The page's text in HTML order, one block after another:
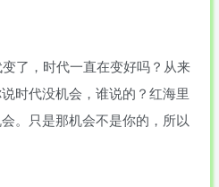
了，时代一直在变好吗？从来
时代没机会，谁说的？红海里
。只是那机会不是你的，所以